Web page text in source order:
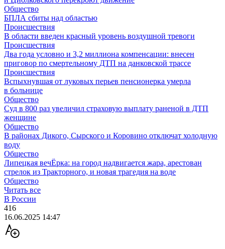
Общество
БПЛА сбиты над областью
Происшествия
В области введен красный уровень воздушной тревоги
Происшествия
Два года условно и 3,2 миллиона компенсации: внесен
приговор по смертельному ДТП на данковской трассе
Происшествия
Вспыхнувшая от луковых перьев пенсионерка умерла
в больнице
Общество
Суд в 800 раз увеличил страховую выплату раненой в ДТП
женщине
Общество
В районах Дикого, Сырского и Коровино отключат холодную
воду
Общество
Липецкая вечЁрка: на город надвигается жара, арестован
стрелок из Тракторного, и новая трагедия на воде
Общество
Читать все
В России
416
16.06.2025 14:47